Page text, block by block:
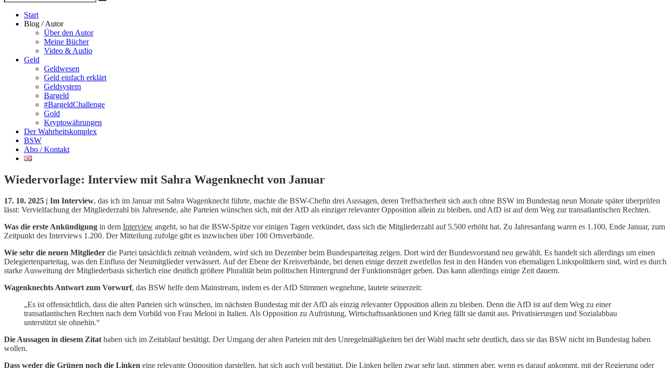
nach
Suche
Start
Blog / Autor
Über den Autor
Meine Bücher
Video & Audio
Geld
Geldwesen
Geld einfach erklärt
Geldsystem
Bargeld
#BargeldChallenge
Gold
Kryptowährungen
Der Wahrheitskomplex
BSW
Abo / Kontakt
Wiedervorlage: Interview mit Sahra Wagenknecht von Januar
17. 10. 2025 | Im Interview, das ich im Januar mit Sahra Wagenknecht führte, machte die BSW-Chefin drei Aussagen, deren Treffsicherheit sich auch ohne BSW im Bundestag neun Monate später überprüfen
lässt: Vervielfachung der Mitgliederzahl bis Jahresende, alte Parteien wünschen sich, mit der AfD als einziger relevanter Opposition allein zu bleiben, und AfD ist auf dem Weg zur transatlantischen Rechten.
Was die erste Ankündigung in dem Interview angeht, so hat die BSW-Spitze vor einigen Tagen verkündet, dass sich die Mitgliederzahl auf 5.500 erhöht hat. Zu Jahresanfang waren es 1.100, Ende Januar, zum
Zeitpunkt des Interviews 1.200. Der Mitteilung zufolge gibt es inzwischen über 100 Ortsverbände.
Wie sehr die neuen Mitglieder die Partei tatsächlich zeitnah verändern, wird sich im Dezember beim Bundesparteitag zeigen. Dort wird der Bundesvorstand neu gewählt. Es handelt sich allerdings um einen
Delegiertenparteitag, was den Einfluss der Neumitglieder verwässert. Auf der Ebene der Kreisverbände, bei denen einige derzeit zweifellos fest in den Händen von ehemaligen Linkspolitikern sind, wird es durch
starke Ausweitung der Mitgliederbasis sicherlich eine deutlich größere Pluralität beim politischen Hintergrund der Funktionsträger geben. Das kann allerdings einige Zeit dauern.
Wagenknechts Antwort zum Vorwurf, das BSW helfe dem Mainstream, indem es der AfD Stimmen wegnehme, lautete seinerzeit:
„Es ist offensichtlich, dass die alten Parteien sich wünschen, im nächsten Bundestag mit der AfD als einzig relevanter Opposition allein zu bleiben. Denn die AfD ist auf dem Weg zu einer
transatlantischen Rechten nach dem Vorbild von Frau Meloni in Italien. Als Opposition zu Aufrüstung, Wirtschaftssanktionen und Krieg fällt sie damit aus. Privatisierungen und Sozialabbau
unterstützt sie ohnehin.“
Die Aussagen in diesem Zitat haben sich im Zeitablauf bestätigt. Der Umgang der alten Parteien mit den Unregelmäßigkeiten bei der Wahl macht sehr deutlich, dass sie das BSW nicht im Bundestag haben
wollen.
Dass weder die Grünen noch die Linken eine relevante Opposition darstellen, hat sich auch voll bestätigt. Die Linken bellen zwar sehr laut, stimmen aber, wenn es darauf ankommt, mit der Regierung oder